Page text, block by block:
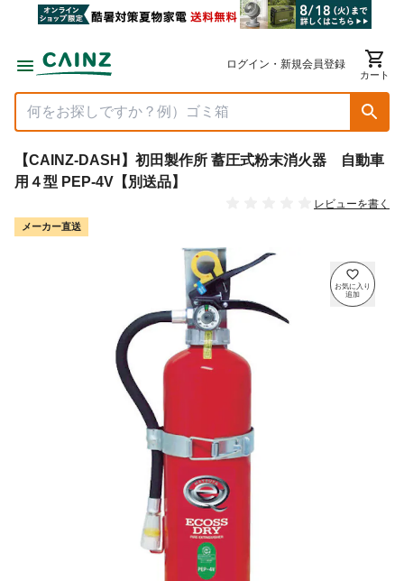
ログイン・新規会員登録
カート
【CAINZ-DASH】初田製作所 蓄圧式粉末消火器 自動車
用４型 PEP-4V【別送品】
レビューを書く
メーカー直送